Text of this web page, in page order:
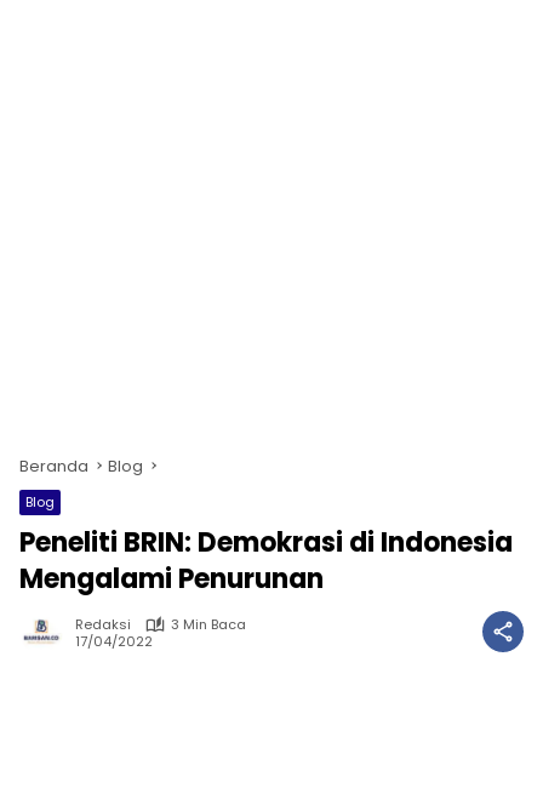
Beranda Blog
Blog
Peneliti BRIN: Demokrasi di Indonesia
Mengalami Penurunan
Redaksi
3 Min Baca
17/04/2022